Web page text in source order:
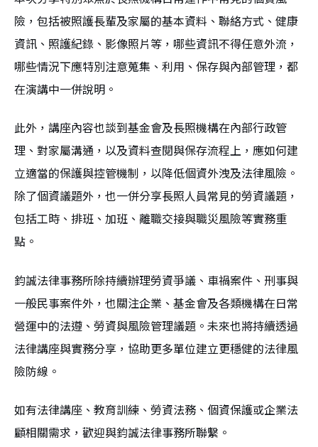
險，包括被照護長輩及家屬的基本資料、聯絡方式、健康
資訊、照護紀錄、影像照片等，哪些資訊不得任意外流，
哪些情況下應特別注意蒐集、利用、保存與內部管理，都
在演講中一併說明。
此外，講座內容也談到基金會及長照機構在內部行政管
理、對家屬溝通，以及資料查閱與保存流程上，應如何建
立適當的保護與控管機制，以降低個資外洩及法律風險。
除了個資議題外，也一併分享長照人員常見的勞資議題，
包括工時、排班、加班、離職交接與職災風險等實務重
點。
鈞誠法律事務所除持續辦理勞資爭議、車禍案件、刑事與
一般民事案件外，也關注企業、基金會及各類機構在日常
營運中的法遵、勞資與風險管理議題。未來也將持續透過
法律講座與實務分享，協助更多單位建立更穩健的法律風
險防線。
如有法律講座、教育訓練、勞資法務、個資保護或企業法
顧相關需求，歡迎與鈞誠法律事務所聯繫。